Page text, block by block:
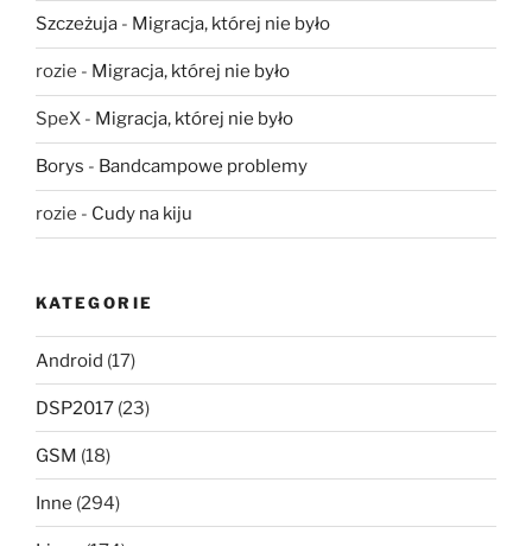
Szczeżuja - Migracja, której nie było
rozie - Migracja, której nie było
SpeX - Migracja, której nie było
Borys - Bandcampowe problemy
rozie - Cudy na kiju
KATEGORIE
Android (17)
DSP2017 (23)
GSM (18)
Inne (294)